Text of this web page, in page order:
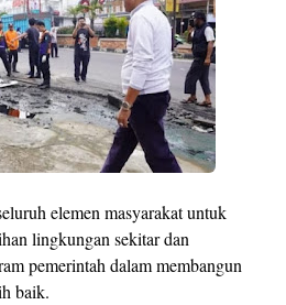
elemen masyarakat untuk
lingkungan sekitar dan
pemerintah dalam membangun
baik.